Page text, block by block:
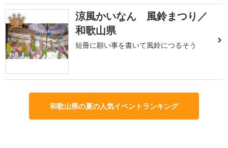
3
涼風かいなん 風鈴まつり／
和歌山県
短冊に願い事を書いて風鈴につるそう
和歌山県の夏の人気イベントランキング